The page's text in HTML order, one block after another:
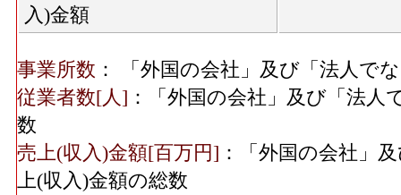
入)金額
事業所数 ： 「外国の会社」及び「法人で
従業者数[人] ：「外国の会社」及び「法
数
売上(収入)金額[百万円] ：「外国の会社」
上(収入)金額の総数